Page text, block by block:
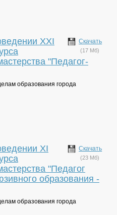
Скачать
(17 Мб)
XXI
"Педагог-
образования города
Скачать
(23 Мб)
XI
"Педагог
образования -
образования города